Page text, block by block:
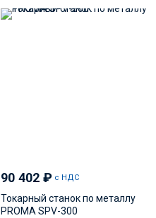
90 402₽ с НДС
Токарный станок по металлу
PROMA SPV-300